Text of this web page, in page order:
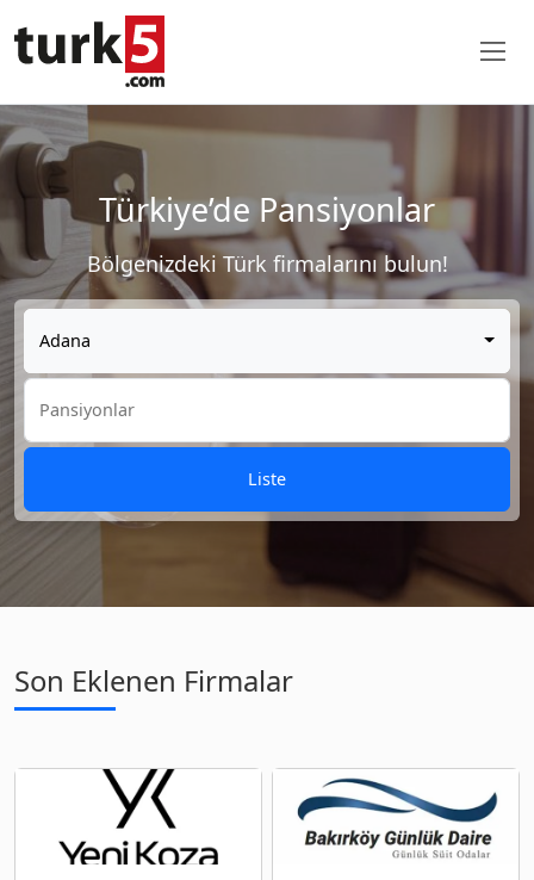
Türkiye’de Pansiyonlar
Bölgenizdeki Türk firmalarını bulun!
Adana
Liste
Son Eklenen Firmalar